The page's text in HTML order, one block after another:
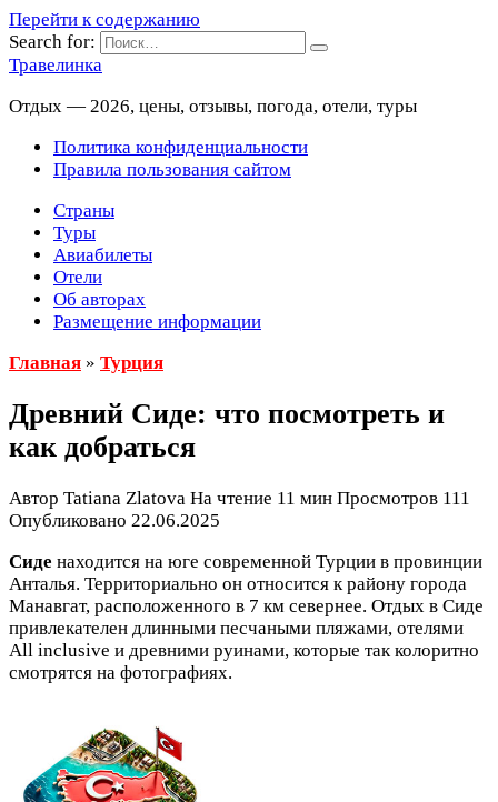
Перейти к содержанию
Search for:
Травелинка
Отдых — 2026, цены, отзывы, погода, отели, туры
Политика конфиденциальности
Правила пользования сайтом
Страны
Туры
Авиабилеты
Отели
Об авторах
Размещение информации
Главная » Турция
Древний Сиде: что посмотреть и
как добраться
Автор Tatiana Zlatova На чтение 11 мин Просмотров 111
Опубликовано 22.06.2025
Сиде находится на юге современной Турции в провинции
Анталья. Территориально он относится к району города
Манавгат, расположенного в 7 км севернее. Отдых в Сиде
привлекателен длинными песчаными пляжами, отелями
All inclusive и древними руинами, которые так колоритно
смотрятся на фотографиях.